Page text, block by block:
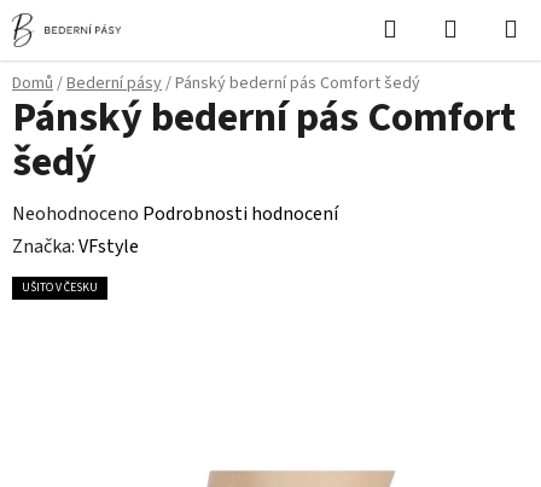
Přejít
na
obsah
Hledat
KOŠÍK
Domů/Bederní pásy/Pánský bederní pás Comfort šedý
Pánský bederní pás Comfort
šedý
Průměrné
hodnocení
produktu
Neohodnoceno Podrobnosti hodnocení
Značka:VFstyle
UŠITO V ČESKU